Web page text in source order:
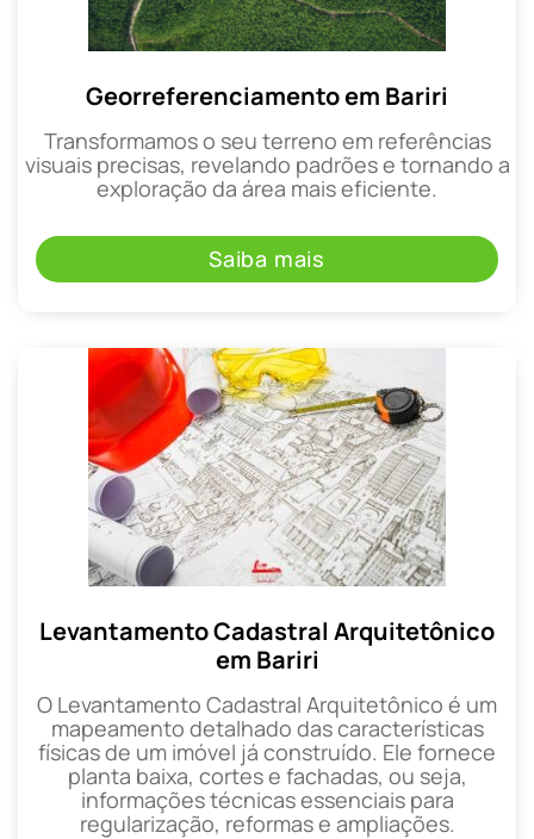
Georreferenciamento em Bariri
Transformamos o seu terreno em referências
visuais precisas, revelando padrões e tornando a
exploração da área mais eficiente.
Saiba mais
Levantamento Cadastral Arquitetônico
em Bariri
O Levantamento Cadastral Arquitetônico é um
mapeamento detalhado das características
físicas de um imóvel já construído. Ele fornece
planta baixa, cortes e fachadas, ou seja,
informações técnicas essenciais para
regularização, reformas e ampliações.